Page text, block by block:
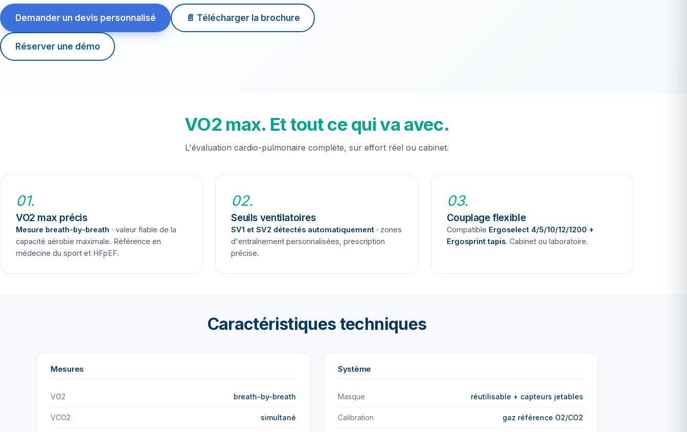
Demander un devis personnalisé 📄 Télécharger la brochure
Réserver une démo
VO2 max. Et tout ce qui va avec.
L'évaluation cardio-pulmonaire complète, sur effort réel ou cabinet.
01.
VO2 max précis
Mesure breath-by-breath · valeur fiable de la
capacité aérobie maximale. Référence en
médecine du sport et HFpEF.
02.
Seuils ventilatoires
SV1 et SV2 détectés automatiquement · zones
d'entraînement personnalisées, prescription
précise.
03.
Couplage flexible
Compatible Ergoselect 4/5/10/12/1200 +
Ergosprint tapis. Cabinet ou laboratoire.
Caractéristiques techniques
Mesures
VO2 breath-by-breath
VCO2 simultané
Système
Masque réutilisable + capteurs jetables
Calibration gaz référence O2/CO2